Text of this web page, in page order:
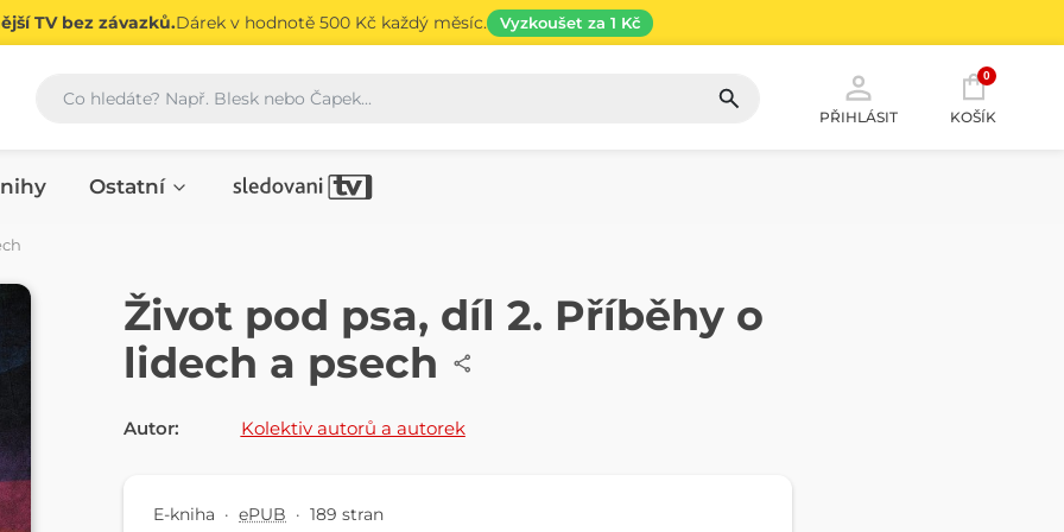
TV bez závazků.Dárek v hodnotě 500 Kč každý měsíc. Vyzkoušet za 1 Kč
Vyhledávání
PŘIHLÁSIT
0
KOŠÍK
Ostatní
E-KNIHA
Život pod psa, díl 2. Příběhy o
lidech a psech
Autor: Kolektiv autorů a autorek
E-kniha · ePUB · 189 stran